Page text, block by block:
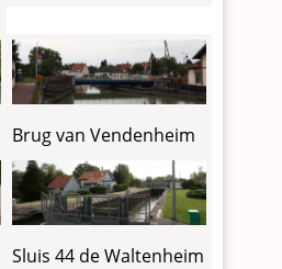
Brug van Vendenheim
Sluis 44 de Waltenheim